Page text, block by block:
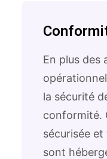
En plus des
la sécurité
conformité.
sécurisée
sont